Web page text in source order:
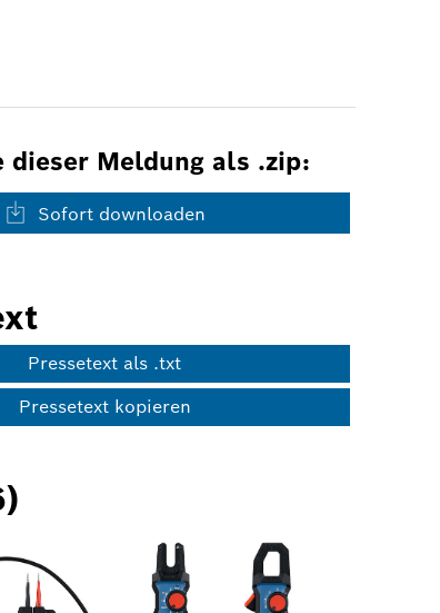
Meldung als .zip:
Sofort downloaden
Pressetext als .txt
Pressetext kopieren